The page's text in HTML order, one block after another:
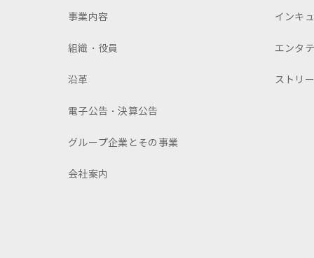
事業内容
組織・役員
沿革
電子公告・決算公告
グループ企業とその事業
会社案内
インキ
エンタ
ストリ